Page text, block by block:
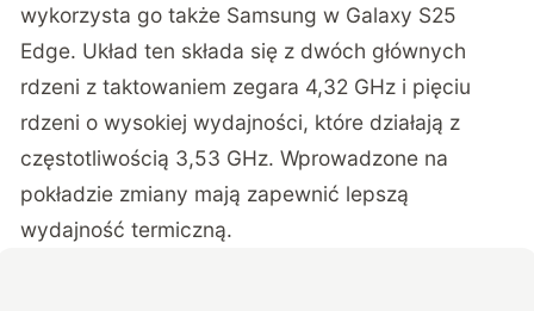
wykorzysta go także Samsung w Galaxy S25
Edge. Układ ten składa się z dwóch głównych
rdzeni z taktowaniem zegara 4,32 GHz i pięciu
rdzeni o wysokiej wydajności, które działają z
częstotliwością 3,53 GHz. Wprowadzone na
pokładzie zmiany mają zapewnić lepszą
wydajność termiczną.